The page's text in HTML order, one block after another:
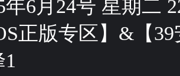
年6月24号 星期二
正版专区】&【